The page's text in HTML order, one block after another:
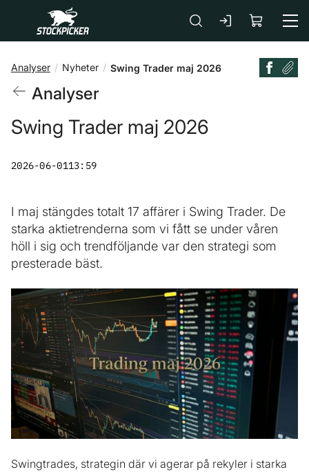
Gå till huvudinnehåll
Analyser Nyheter Swing Trader maj 2026
Analyser
Swing Trader maj 2026
2026-06-0113:59
I maj stängdes totalt 17 affärer i Swing Trader. De
starka aktietrenderna som vi fått se under våren
höll i sig och trendföljande var den strategi som
presterade bäst.
Swingtrades, strategin där vi agerar på rekyler i starka